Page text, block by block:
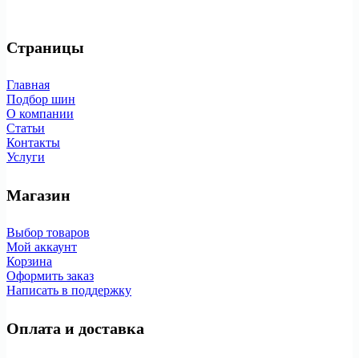
Страницы
Главная
Подбор шин
О компании
Статьи
Контакты
Услуги
Магазин
Выбор товаров
Мой аккаунт
Корзина
Оформить заказ
Написать в поддержку
Оплата и доставка